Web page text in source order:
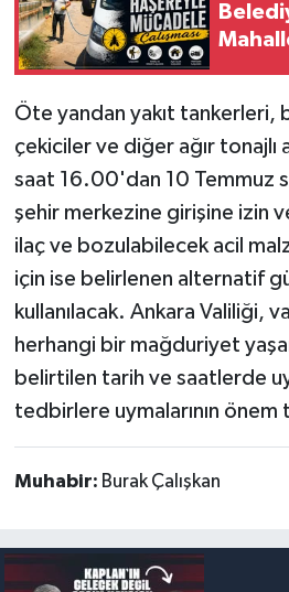
Öte yandan yakıt tankerleri,
çekiciler ve diğer ağır tonajlı
saat 16.00'dan 10 Temmuz
şehir merkezine girişine izin
ilaç ve bozulabilecek acil
için ise belirlenen alternatif
kullanılacak. Ankara Valiliği,
herhangi bir mağduriyet
belirtilen tarih ve saatlerde
tedbirlere uymalarının önem
Muhabir: Burak Çalışkan